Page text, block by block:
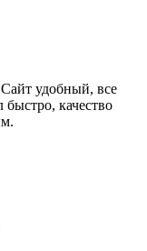
удобный, все
качество